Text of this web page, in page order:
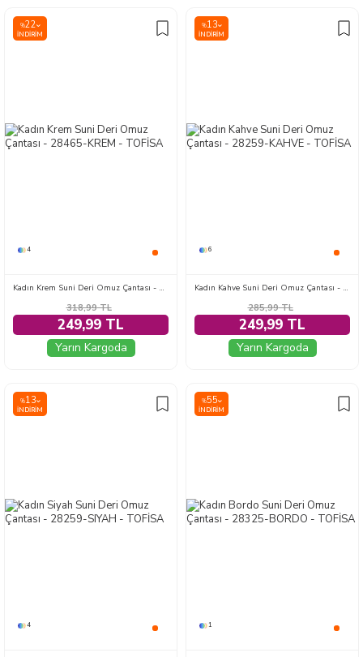
%22
İNDIRIM
4
Kadın Krem Suni Deri Omuz Çantası - 28465-KREM
318,99TL
249,99 TL
Yarın Kargoda
%13
İNDIRIM
6
Kadın Kahve Suni Deri Omuz Çantası - 28259-KAHVE
285,99TL
249,99 TL
Yarın Kargoda
%13
İNDIRIM
4
%55
İNDIRIM
1